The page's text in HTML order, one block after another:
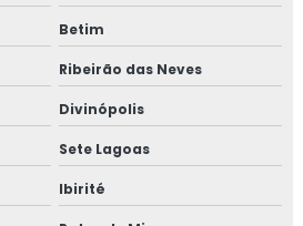
rj
petrolífero
container
Betim
Ribeirão das Neves
Divinópolis
Sete Lagoas
Ibirité